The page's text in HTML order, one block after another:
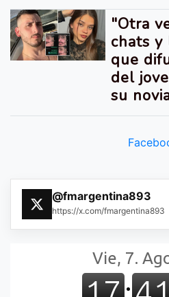
"Otra
chats y
que
del
su
@fmargentina893
https://x.com/fmargentina893